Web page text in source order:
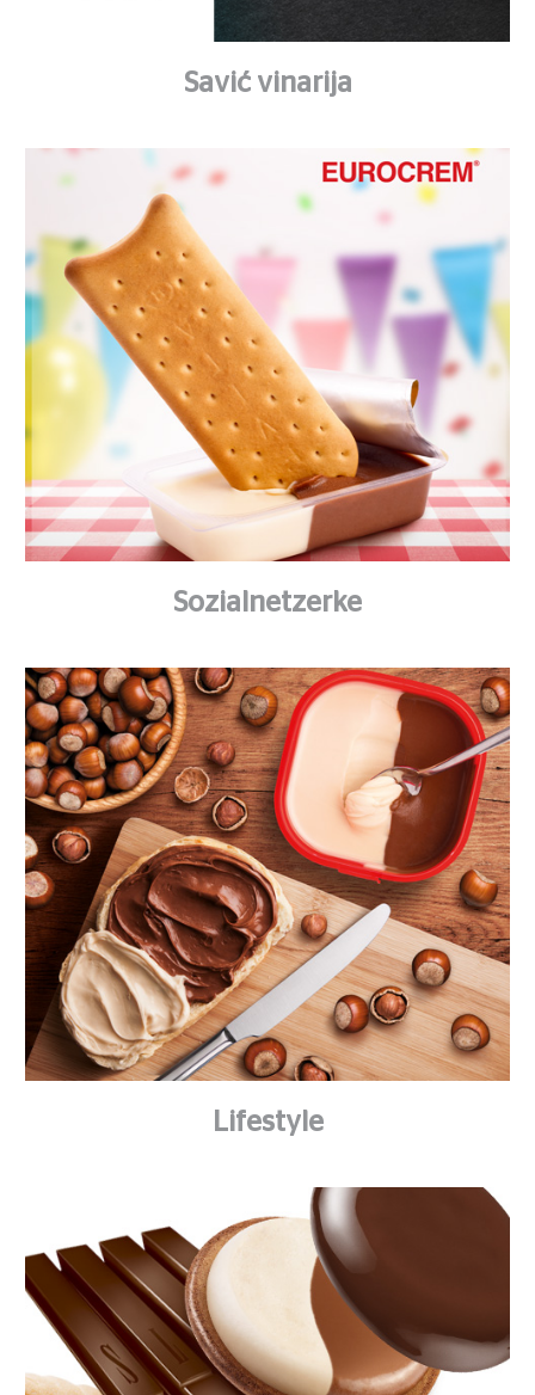
Savić vinarija
Sozialnetzerke
Lifestyle